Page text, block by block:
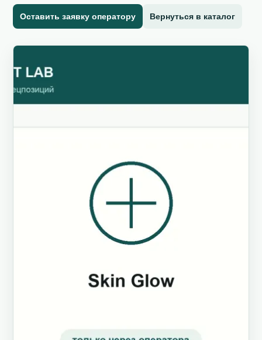
Оставить заявку оператору Вернуться в каталог